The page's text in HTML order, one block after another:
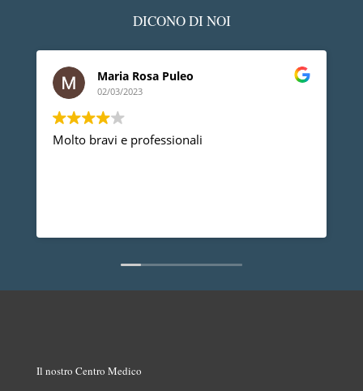
DICONO DI NOI
Maria Rosa Puleo
02/03/2023
Molto bravi e professionali
Il nostro Centro Medico